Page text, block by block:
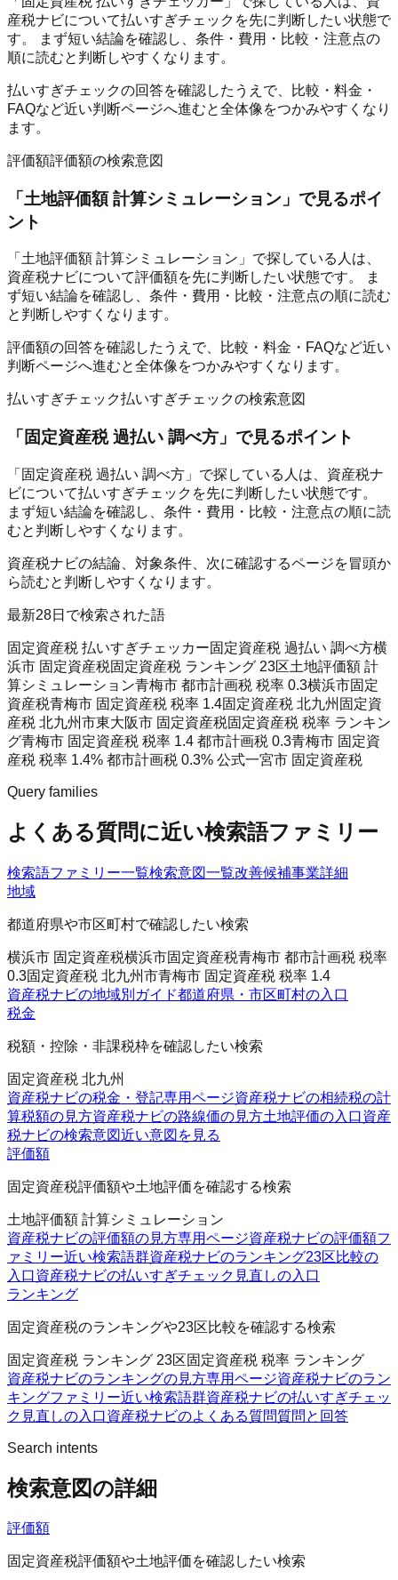
産税ナビについて払いすぎチェックを先に判断したい状態で
す。 まず短い結論を確認し、条件・費用・比較・注意点の
順に読むと判断しやすくなります。
払いすぎチェックの回答を確認したうえで、比較・料金・
FAQなど近い判断ページへ進むと全体像をつかみやすくなり
ます。
評価額評価額の検索意図
「土地評価額 計算シミュレーション 」で見るポイ
ント
「土地評価額 計算シミュレーション」で探している人は、
資産税ナビについて評価額を先に判断したい状態です。 ま
ず短い結論を確認し、条件・費用・比較・注意点の順に読む
と判断しやすくなります。
評価額の回答を確認したうえで、比較・料金・FAQなど近い
判断ページへ進むと全体像をつかみやすくなります。
払いすぎチェック払いすぎチェックの検索意図
「 固定資産税 過払い 調べ方 」で見るポイント
「固定資産税 過払い 調べ方」で探している人は、資産税ナ
ビについて払いすぎチェックを先に判断したい状態です。
まず短い結論を確認し、条件・費用・比較・注意点の順に読
むと判断しやすくなります。
資産税ナビの結論、対象条件、次に確認するページを冒頭か
ら読むと判断しやすくなります。
最新28日で検索された語
固定資産税 払いすぎチェッカー固定資産税 過払い 調べ方横
浜市 固定資産税固定資産税 ランキング 23区土地評価額 計
算シミュレーション青梅市 都市計画税 税率 0.3横浜市固定
資産税青梅市 固定資産税 税率 1.4固定資産税 北九州 固定資
産税 北九州市東大阪市 固定資産税固定資産税 税率 ランキン
グ青梅市 固定資産税 税率 1.4 都市計画税 0.3青梅市 固定資
産税 税率 1.4% 都市計画税 0.3% 公式一宮市 固定資産税
Query families
よくある質問に近い検索語ファミリー
検索語ファミリー一覧検索意図一覧改善候補事業詳細
地域
都道府県や市区町村で確認したい検索
横浜市 固定資産税横浜市固定資産税青梅市 都市計画税 税率
0.3固定資産税 北九州市青梅市 固定資産税 税率 1.4
資産税ナビの地域別ガイド都道府県・市区町村の入口
税金
税額・控除・非課税枠を確認したい検索
固定資産税 北九州
資産税ナビの税金・登記専用ページ資産税ナビの相続税の計
算税額の見方資産税ナビの路線価の見方土地評価の入口資産
税ナビの検索意図近い意図を見る
評価額
固定資産税評価額や土地評価を確認する検索
土地評価額 計算シミュレーション
資産税ナビの評価額の見方専用ページ資産税ナビの評価額フ
ァミリー近い検索語群資産税ナビのランキング23区比較の
入口資産税ナビの払いすぎチェック 見直しの入口
ランキング
固定資産税のランキングや23区比較を確認する検索
固定資産税 ランキング 23区固定資産税 税率 ランキング
資産税ナビのランキングの見方専用ページ資産税ナビのラン
キングファミリー近い検索語群資産税ナビの払いすぎチェッ
ク 見直しの入口資産税ナビのよくある質問質問と回答
Search intents
検索意図の詳細
評価額
固定資産税評価額や土地評価を確認したい検索